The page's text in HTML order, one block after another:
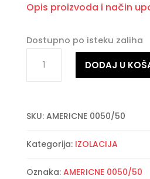
Opis proizvoda i način
Dostupno po isteku zaliha
TAPE
-
količina
DODAJ U
SKU: AMERICNE 0050/50
Kategorija: IZOLACIJA
Oznaka: AMERICNE 0050/50